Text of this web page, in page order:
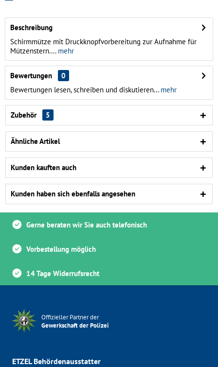
Beschreibung
Schirmmütze mit Druckknopfvorbereitung zur Aufnahme für
Mützenstern....mehr
Bewertungen
0
Bewertungen lesen, schreiben und diskutieren...mehr
Zubehör 5
Ähnliche Artikel
Kunden kauften auch
Kunden haben sich ebenfalls angesehen
Gerne beraten wir Sie auch telefonisch
Vorbestellung möglich
14 Tage Widerrufsrecht
Offizieller Partner der
Gewerkschaft der Polizei
ETZEL Behördenausstatter